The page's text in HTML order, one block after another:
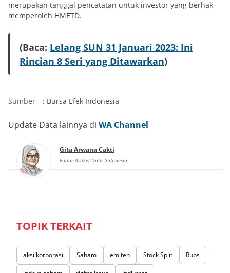
merupakan tanggal pencatatan untuk investor yang berhak
memperoleh HMETD.
(Baca: Lelang SUN 31 Januari 2023: Ini
Rincian 8 Seri yang Ditawarkan)
Sumber : Bursa Efek Indonesia
Update Data lainnya di WA Channel
Gita Arwana Cakti
Editor Artikel Data Indonesia
TOPIK TERKAIT
aksi korporasi Saham emiten Stock Split Rups